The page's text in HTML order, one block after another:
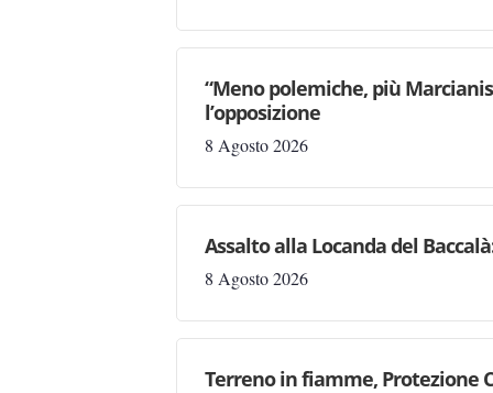
“Meno polemiche, più
l’opposizione
8 Agosto 2026
Assalto alla Locanda del
8 Agosto 2026
Terreno in fiamme, Protezione